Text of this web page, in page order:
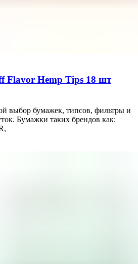
Flavor Hemp Tips 18 шт
выбор бумажек, типсов, фильтры и
Бумажки таких брендов как: